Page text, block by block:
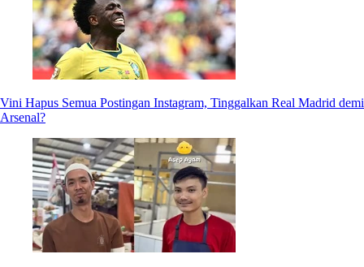
Vini Hapus Semua Postingan Instagram, Tinggalkan Real Madrid demi
Arsenal?